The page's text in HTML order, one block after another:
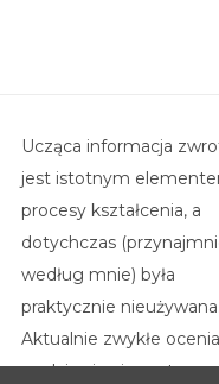
Ucząca informacja
jest istotnym
procesy kształcenia, a
dotychczas
według mnie) była
praktycznie nieużywana.
Aktualnie zwykłe
wydaje się